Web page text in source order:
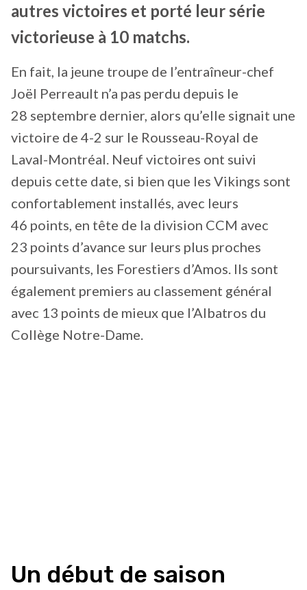
autres victoires et porté leur série
victorieuse à 10 matchs.
En fait, la jeune troupe de l’entraîneur-chef
Joël Perreault n’a pas perdu depuis le
28 septembre dernier, alors qu’elle signait une
victoire de 4-2 sur le Rousseau-Royal de
Laval-Montréal. Neuf victoires ont suivi
depuis cette date, si bien que les Vikings sont
confortablement installés, avec leurs
46 points, en tête de la division CCM avec
23 points d’avance sur leurs plus proches
poursuivants, les Forestiers d’Amos. Ils sont
également premiers au classement général
avec 13 points de mieux que l’Albatros du
Collège Notre-Dame.
Un début de saison